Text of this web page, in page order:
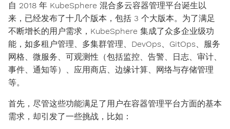
自 2018 年 KubeSphere 混合多云容器管理平台诞生以
来，已经发布了十几个版本，包括 3 个大版本。为了满足
不断增长的用户需求，KubeSphere 集成了众多企业级功
能，如多租户管理、多集群管理、DevOps、GitOps、服务
网格、微服务、可观测性（包括监控、告警、日志、审计、
事件、通知等）、应用商店、边缘计算、网络与存储管理
等。
首先，尽管这些功能满足了用户在容器管理平台方面的基本
需求，却引发了一些挑战，比如：